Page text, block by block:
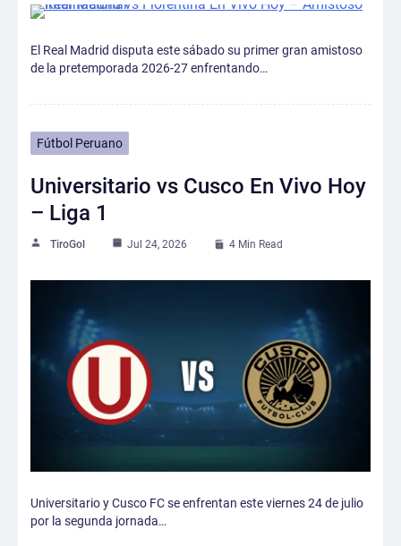
El Real Madrid disputa este sábado su primer gran amistoso
de la pretemporada 2026-27 enfrentando…
Fútbol Peruano
Universitario vs Cusco En Vivo Hoy
– Liga 1
TiroGol Jul 24, 2026 4 Min Read
Universitario y Cusco FC se enfrentan este viernes 24 de julio
por la segunda jornada…